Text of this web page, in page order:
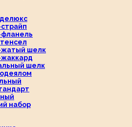
жатый шелк
шелк
набор